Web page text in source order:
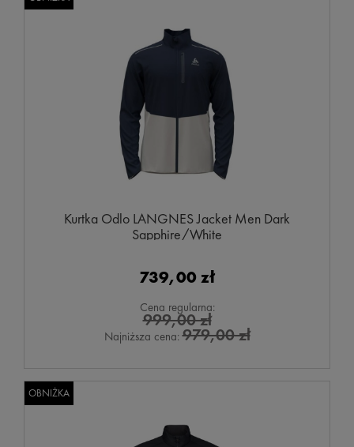
Kurtka Odlo LANGNES Jacket Men Dark
Sapphire/White
739,00 zł
Cena regularna:
999,00 zł
Najniższa cena:979,00 zł
OBNIŻKA